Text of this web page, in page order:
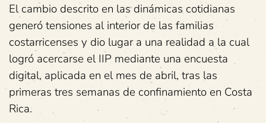
El cambio descrito en las dinámicas cotidianas
generó tensiones al interior de las familias
costarricenses y dio lugar a una realidad a la cual
logró acercarse el IIP mediante una encuesta
digital, aplicada en el mes de abril, tras las
primeras tres semanas de confinamiento en Costa
Rica.